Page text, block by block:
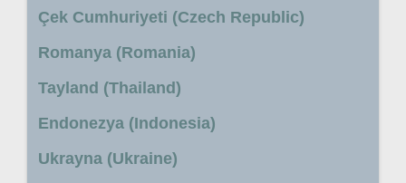
Çek Cumhuriyeti (Czech Republic)
Romanya (Romania)
Tayland (Thailand)
Endonezya (Indonesia)
Ukrayna (Ukraine)